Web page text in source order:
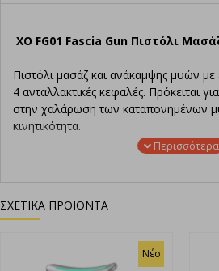
XO FG01 Fascia Gun Πιστόλι
Πιστόλι μασάζ και ανάκαμψης μυών με
4 ανταλλακτικές κεφαλές. Πρόκειται
στην χαλάρωση των καταπονημένων
κινητικότητα.
Καθαρό βάρος: 361g±10g
Λειτουργία: Τροφοδοτικό
ένδειξη 4 ταχυτήτων. Κατά τη
ΣΧΕΤΙΚΑ ΠΡΟΙΟΝΤΑ
Νέο